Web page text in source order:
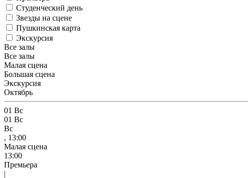
Студенческий день
Звезды на сцене
Пушкинская карта
Экскурсия
Все залы
Все залы
Малая сцена
Большая сцена
Экскурсия
Октябрь
01 Вс
01 Вс
Вс
, 13:00
Малая сцена
13:00
Премьера